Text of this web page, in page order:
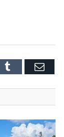
Tumblr Email